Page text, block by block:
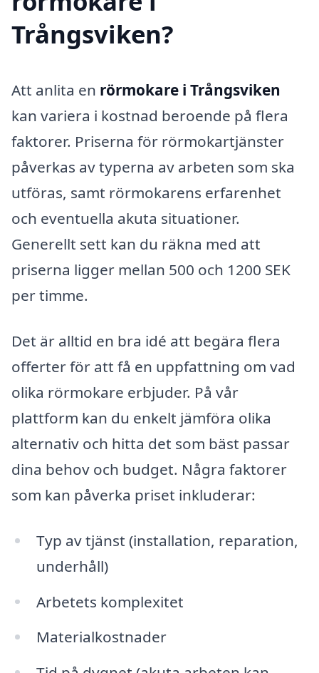
Trångsviken?
Att anlita en rörmokare i Trångsviken
kan variera i kostnad beroende på flera
faktorer. Priserna för rörmokartjänster
påverkas av typerna av arbeten som ska
utföras, samt rörmokarens erfarenhet
och eventuella akuta situationer.
Generellt sett kan du räkna med att
priserna ligger mellan 500 och 1200 SEK
per timme.
Det är alltid en bra idé att begära flera
offerter för att få en uppfattning om vad
olika rörmokare erbjuder. På vår
plattform kan du enkelt jämföra olika
alternativ och hitta det som bäst passar
dina behov och budget. Några faktorer
som kan påverka priset inkluderar:
Typ av tjänst (installation, reparation,
underhåll)
Arbetets komplexitet
Materialkostnader